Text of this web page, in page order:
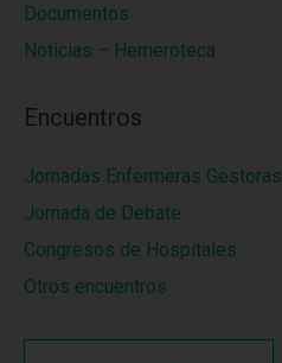
Documentos
Noticias – Hemeroteca
Encuentros
Jornadas Enfermeras Gestoras
Jornada de Debate
Congresos de Hospitales
Otros encuentros